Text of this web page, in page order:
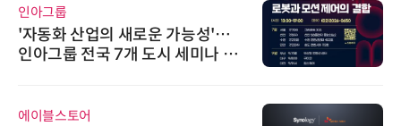
디에스앤지
디에스앤지, 'AI EXPO KOREA 20
26' 참가 성료… AI 전 생애주기 아
노보센스